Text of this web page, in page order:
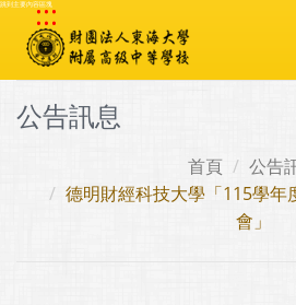
跳到主要內容區塊
:::
公告訊息
首頁
公告
德明財經科技大學「115學年
會」